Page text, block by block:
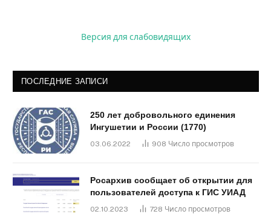
Версия для слабовидящих
ПОСЛЕДНИЕ ЗАПИСИ
250 лет добровольного единения
Ингушетии и России (1770)
03.06.2022 908 Число просмотров
Росархив сообщает об открытии для
пользователей доступа к ГИС УИАД
02.10.2023 728 Число просмотров